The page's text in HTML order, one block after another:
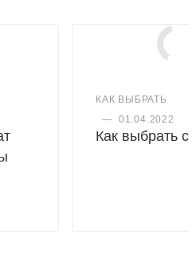
КАК ВЫБРАТЬ
—
01.04.2022
Как выбрать